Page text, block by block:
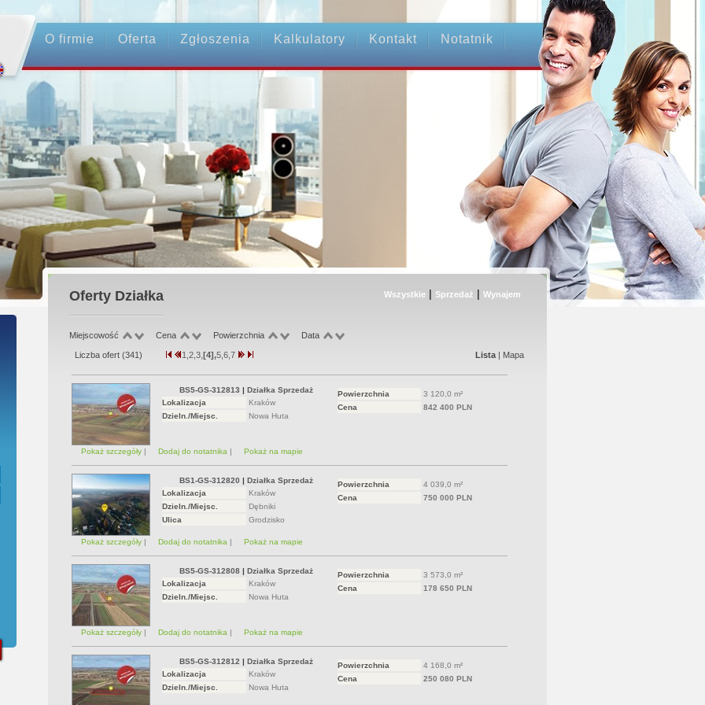
O firmie Oferta Zgłoszenia Kalkulatory Kontakt Notatnik
Transakcji - Ubezpieczenie OC
Pośrednicy
Zadatku
Umowa Notarialna
OfertyDziałka Wszystkie| Sprzedaż Wynajem
Miejscowość Cena Powierzchnia Data
Liczba ofert (341) 1, 2, 3, [4],5, 6, 7 Lista| Mapa
BS5-GS-312813 | Działka Sprzedaż
Lokalizacja
Kraków
Dzieln./Miejsc.
Nowa Huta
Powierzchnia
3 120,0 m²
Cena
842 400 PLN
Pokaż szczegóły | Dodaj do notatnika | Pokaż na mapie
BS1-GS-312820 | Działka Sprzedaż
Lokalizacja
Kraków
Dzieln./Miejsc.
Dębniki
Ulica
Grodzisko
Powierzchnia
4 039,0 m²
Cena
750 000 PLN
Pokaż szczegóły | Dodaj do notatnika | Pokaż na mapie
BS5-GS-312808 | Działka Sprzedaż
Lokalizacja
Kraków
Dzieln./Miejsc.
Nowa Huta
Powierzchnia
3 573,0 m²
Cena
178 650 PLN
Pokaż szczegóły | Dodaj do notatnika | Pokaż na mapie
BS5-GS-312812 | Działka Sprzedaż
Lokalizacja
Kraków
Dzieln./Miejsc.
Nowa Huta
Powierzchnia
4 168,0 m²
Cena
250 080 PLN